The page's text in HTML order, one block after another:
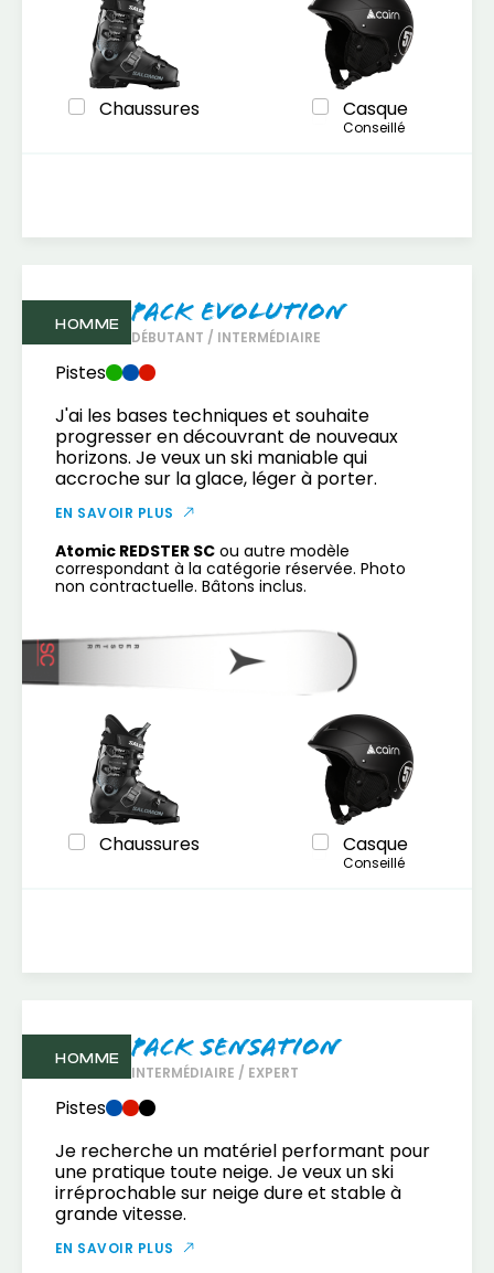
Chaussures Casque
Conseillé
HOMME Pack Evolution
DÉBUTANT / INTERMÉDIAIRE
Pistes
J'ai les bases techniques et souhaite
progresser en découvrant de nouveaux
horizons. Je veux un ski maniable qui
accroche sur la glace, léger à porter.
EN SAVOIR PLUS
Atomic REDSTER SC ou autre modèle
correspondant à la catégorie réservée. Photo
non contractuelle. Bâtons inclus.
Chaussures Casque
Conseillé
HOMME Pack Sensation
INTERMÉDIAIRE / EXPERT
Pistes
Je recherche un matériel performant pour
une pratique toute neige. Je veux un ski
irréprochable sur neige dure et stable à
grande vitesse.
EN SAVOIR PLUS